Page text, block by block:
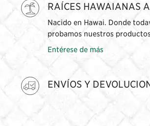
RAÍCES HAWAIANAS
Nacido en Hawai. Donde
probamos nuestros
Entérese de más
ENVÍOS Y